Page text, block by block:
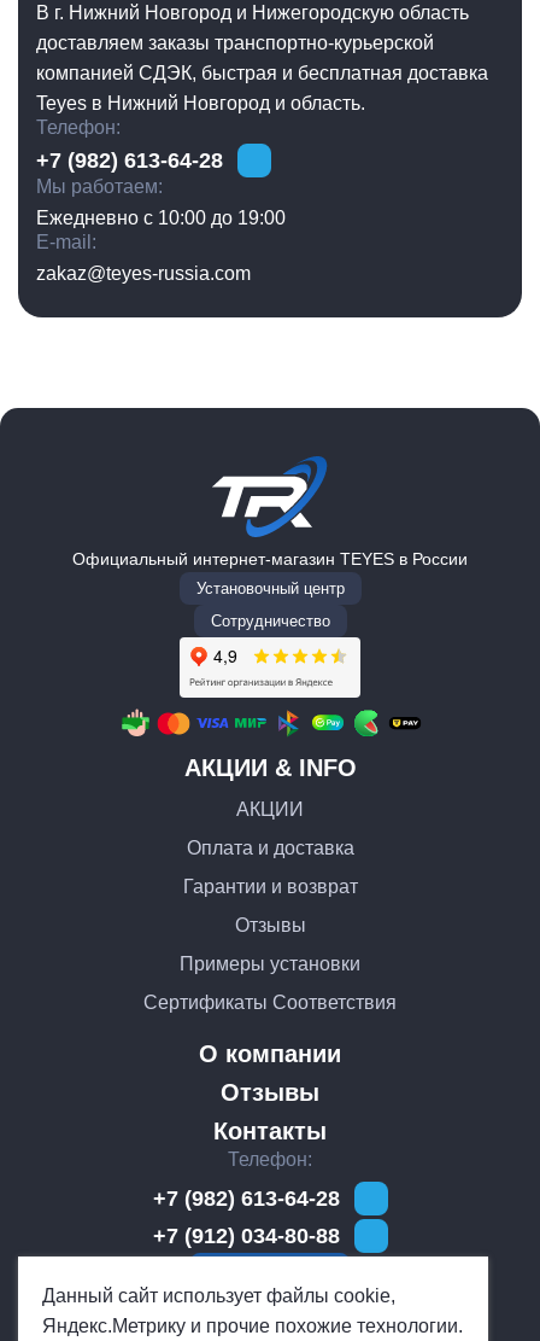
В г. Нижний Новгород и Нижегородскую область
доставляем заказы транспортно-курьерской
компанией СДЭК, быстрая и бесплатная доставка
Teyes в Нижний Новгород и область.
Телефон
+7 (982) 613-64-28
Мы работаем
Ежедневно с 10:00 до 19:00
E-mail
zakaz@teyes-russia.com
Официальный интернет-магазин TEYES в России
Установочный центр
Сотрудничество
АКЦИИ & INFO
АКЦИИ
Оплата и доставка
Гарантии и возврат
Отзывы
Примеры установки
Сертификаты Соответствия
О компании
Отзывы
Контакты
Телефон
+7 (982) 613-64-28
+7 (912) 034-80-88
Мы работаем
Ежедневно с 10:00 до 19:00
Данный сайт использует файлы cookie,
Яндекс.Метрику и прочие похожие технологии.